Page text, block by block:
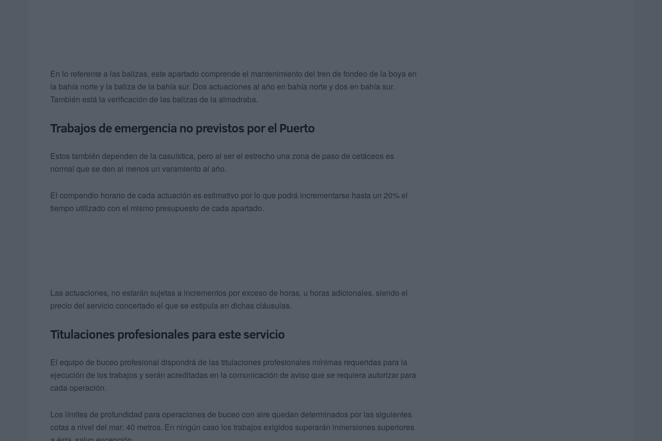
En lo referente a las balizas, este apartado comprende el mantenimiento del tren de fondeo de la boya en
la bahía norte y la baliza de la bahía sur. Dos actuaciones al año en bahía norte y dos en bahía sur.
También está la verificación de las balizas de la almadraba.
Trabajos de emergencia no previstos por el Puerto
Estos también dependen de la casuística, pero al ser el estrecho una zona de paso de cetáceos es
normal que se den al menos un varamiento al año.
El compendio horario de cada actuación es estimativo por lo que podrá incrementarse hasta un 20% el
tiempo utilizado con el mismo presupuesto de cada apartado.
Las actuaciones, no estarán sujetas a incrementos por exceso de horas, u horas adicionales, siendo el
precio del servicio concertado el que se estipula en dichas cláusulas.
Titulaciones profesionales para este servicio
El equipo de buceo profesional dispondrá de las titulaciones profesionales mínimas requeridas para la
ejecución de los trabajos y serán acreditadas en la comunicación de aviso que se requiera autorizar para
cada operación.
Los límites de profundidad para operaciones de buceo con aire quedan determinados por las siguientes
cotas a nivel del mar: 40 metros. En ningún caso los trabajos exigidos superarán inmersiones superiores